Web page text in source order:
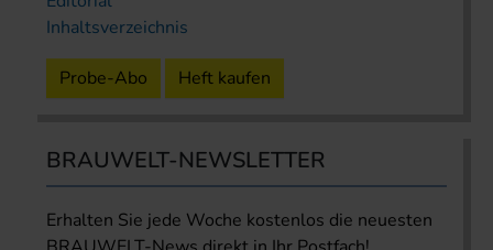
Inhaltsverzeichnis
Probe-Abo Heft kaufen
BRAUWELT-NEWSLETTER
Erhalten Sie jede Woche kostenlos die neuesten